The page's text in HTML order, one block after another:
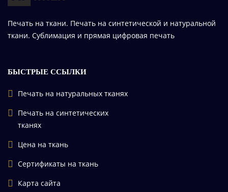
Печать на ткани. Печать на синтетической и натуральной
ткани. Сублимация и прямая цифровая печать
БЫСТРЫЕ ССЫЛКИ
Печать на натуральных тканях
Печать на синтетических
тканях
Цена на ткань
Сертификаты на ткань
Карта сайта